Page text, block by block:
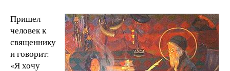
Пришел
человек к
священнику
и говорит:
«Я хочу